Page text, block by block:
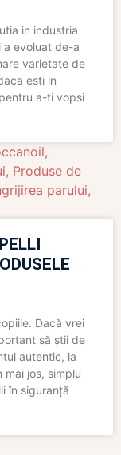
in industria
a evoluat de-a
varietate de
esti in
a-ti vopsi
,
, Produse de
parului,
Dacă vrei
să știi de
autentic, la
jos, simplu
în siguranță